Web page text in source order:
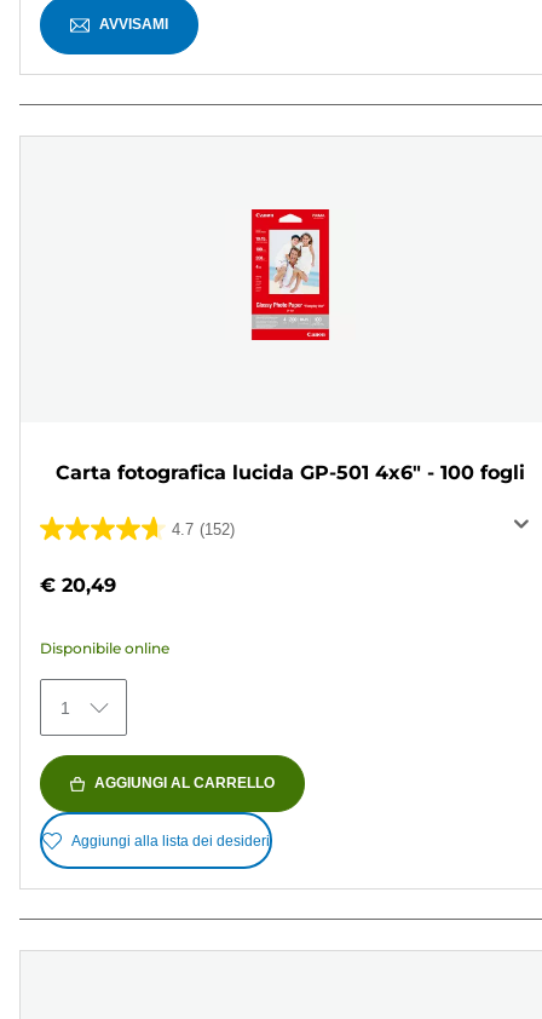
AVVISAMI
Carta fotografica lucida GP-501 4x6" - 100 fogli
4.7 (152)
4.7
5
152
recensioni
€ 20,49
Disponibile online
1
AGGIUNGI AL CARRELLO
Aggiungi alla lista dei desideri